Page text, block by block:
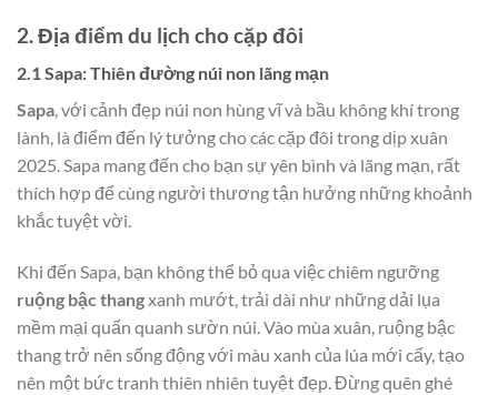
2. Địa điểm du lịch cho cặp đôi
2.1 Sapa: Thiên đường núi non lãng mạn
Sapa, với cảnh đẹp núi non hùng vĩ và bầu không khí trong
lành, là điểm đến lý tưởng cho các cặp đôi trong dịp xuân
2025. Sapa mang đến cho bạn sự yên bình và lãng mạn, rất
thích hợp để cùng người thương tận hưởng những khoảnh
khắc tuyệt vời.
Khi đến Sapa, bạn không thể bỏ qua việc chiêm ngưỡng
ruộng bậc thangxanh mướt, trải dài như những dải lụa
mềm mại quấn quanh sườn núi. Vào mùa xuân, ruộng bậc
thang trở nên sống động với màu xanh của lúa mới cấy, tạo
nên một bức tranh thiên nhiên tuyệt đẹp. Đừng quên ghé